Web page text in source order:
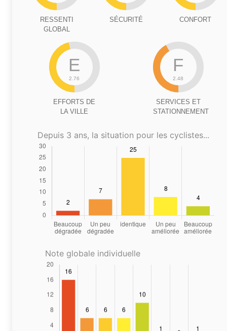
RESSENTI
GLOBAL
SÉCURITÉ CONFORT
E
2.76
EFFORTS DE
LA VILLE
F
2.48
SERVICES ET
STATIONNEMENT
Depuis 3 ans, la situation pour les cyclistes...
Note globale individuelle